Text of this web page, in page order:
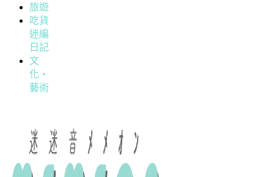
旅遊
吃貨
迷編
日記
文
化・
藝術